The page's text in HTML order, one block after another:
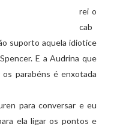
rei o
cab
suporto aquela idiotice
E a Audrina que
parabéns é enxotada
para conversar e eu
ela ligar os pontos e